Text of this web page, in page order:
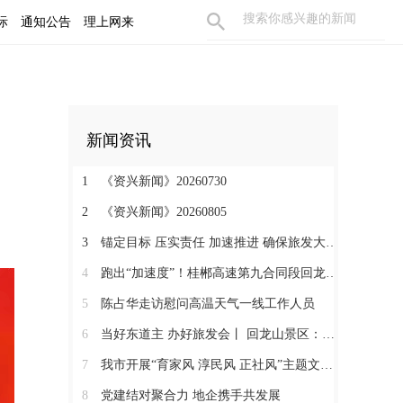
通知公告 理上网来
新闻资讯
1 《资兴新闻》20260730
2 《资兴新闻》20260805
3 锚定目标 压实责任 加速推进 确保旅发大会精彩纷呈
4 跑出“加速度”！桂郴高速第九合同段回龙山隧道右洞掘进突破1000米
5 陈占华走访慰问高温天气一线工作人员
6 当好东道主 办好旅发会丨 回龙山景区：晚霞染山峦 天籁绕星空
7 我市开展“育家风 淳民风 正社风”主题文明实践活动
8 党建结对聚合力 地企携手共发展